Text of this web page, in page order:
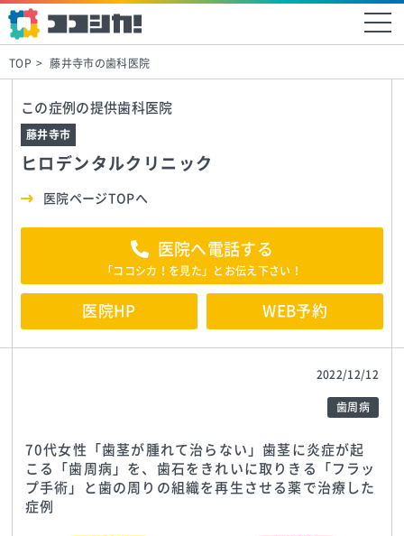
TOP 藤井寺市の歯科医院
この症例の提供歯科医院
ヒロデンタルクリニック
藤井寺市
医院ページTOPへ
医院へ電話する
「ココシカ！を見た」とお伝え下さい！
医院HP WEB予約
歯周病
2022/12/12
70代女性「歯茎が腫れて治らない」歯茎に炎症が起
こる「歯周病」を、歯石をきれいに取りきる「フラッ
プ手術」と歯の周りの組織を再生させる薬で治療した
症例